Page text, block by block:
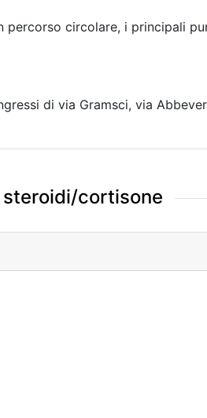
percorso circolare, i principali
di via Gramsci, via
cortisone